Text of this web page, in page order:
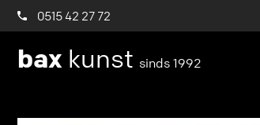
0515 42 27 72
bax kunst sinds 1992